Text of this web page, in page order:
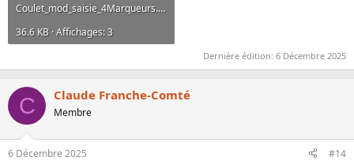
Coulet_mod_saisie_4Marqueurs.grf
36.6 KB · Affichages: 3
Dernière édition: 6 Décembre 2025
C Claude Franche-Comté
Membre
6 Décembre 2025 #14